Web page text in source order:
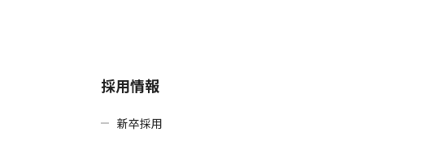
採用情報
新卒採用